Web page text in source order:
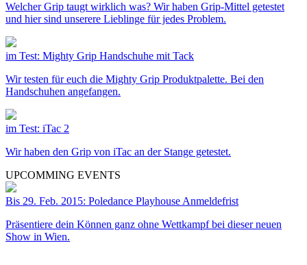
Welcher Grip taugt wirklich was? Wir haben Grip-Mittel getestet
und hier sind unserere Lieblinge für jedes Problem.
im Test: Mighty Grip Handschuhe mit Tack
Wir testen für euch die Mighty Grip Produktpalette. Bei den
Handschuhen angefangen.
im Test: iTac 2
Wir haben den Grip von iTac an der Stange getestet.
UPCOMMING EVENTS
Bis 29. Feb. 2015: Poledance Playhouse Anmeldefrist
Präsentiere dein Können ganz ohne Wettkampf bei dieser neuen
Show in Wien.